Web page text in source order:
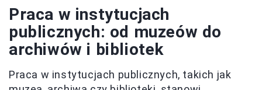
Praca w instytucjach
publicznych: od muzeów do
archiwów i bibliotek
Praca w instytucjach publicznych, takich jak